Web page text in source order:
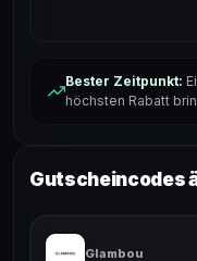
Bester Zeitpunkt:
höchsten Rabatt
Gutscheincodes
Glambou